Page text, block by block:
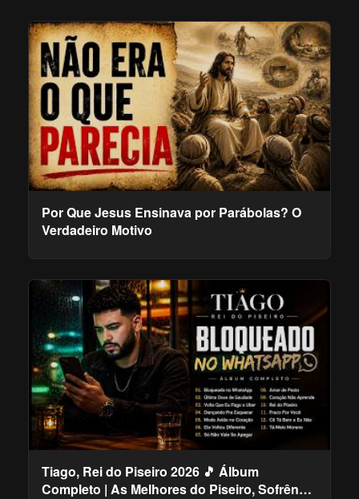
Por Que Jesus Ensinava por Parábolas? O
Verdadeiro Motivo
Tiago, Rei do Piseiro 2026 🎵 Álbum
Completo | As Melhores do Piseiro, Sofrência